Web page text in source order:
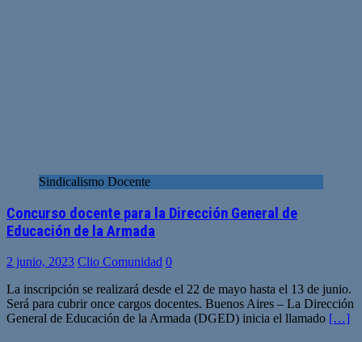
Sindicalismo Docente
Concurso docente para la Dirección General de
Educación de la Armada
2 junio, 2023 Clio Comunidad 0
La inscripción se realizará desde el 22 de mayo hasta el 13 de junio.
Será para cubrir once cargos docentes. Buenos Aires – La Dirección
General de Educación de la Armada (DGED) inicia el llamado […]